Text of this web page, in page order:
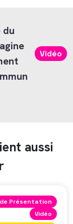
du
Vidéo
aussi
Présentation
Vidéo